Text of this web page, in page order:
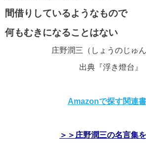
間借りしているようなもので
何もむきになることはない
庄野潤三（しょうのじゅん
出典『浮き燈台』
Amazonで探す関連
＞＞庄野潤三の名言集